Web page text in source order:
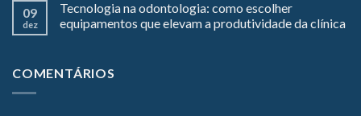
09
dez
Tecnologia na odontologia: como escolher
equipamentos que elevam a produtividade da clínica
COMENTÁRIOS